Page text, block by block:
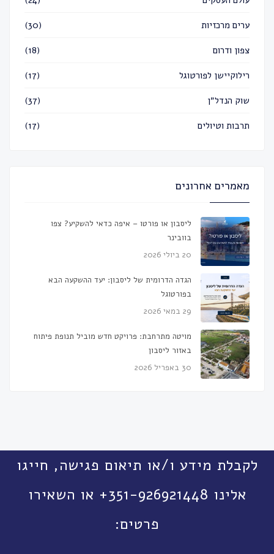
ערים מרכזיות (30)
צפון ודרום (18)
רילוקיישן לפורטוגל (17)
שוק הנדל״ן (37)
תרבות וטיולים (17)
מאמרים אחרונים
ליסבון או פורטו – איפה כדאי להשקיע? צפו
בוובינר
20 ביולי 2026
הגדה הדרומית של ליסבון: יעד ההשקעה הבא
בפורטוגל
29 במאי 2026
מויטה מתרחבת: פרויקט חדש מוביל תנופת פיתוח
באזור ליסבון
30 באפריל 2026
לקבלת מידע ו/או תיאום פגישה, חייגו
אלינו 351-926921448+ או השאירו
פרטים: